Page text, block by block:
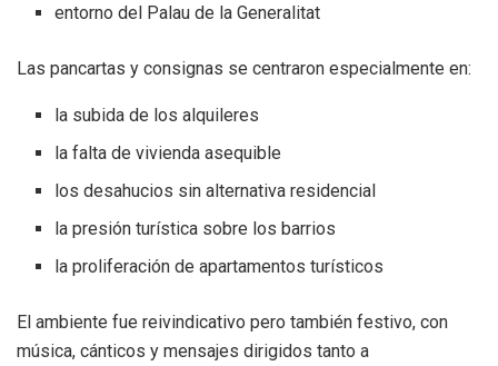
entorno del Palau de la Generalitat
Las pancartas y consignas se centraron especialmente en:
la subida de los alquileres
la falta de vivienda asequible
los desahucios sin alternativa residencial
la presión turística sobre los barrios
la proliferación de apartamentos turísticos
El ambiente fue reivindicativo pero también festivo, con
música, cánticos y mensajes dirigidos tanto a